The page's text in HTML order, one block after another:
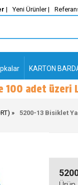
| Yeni Ürünler |
KARTON
PLASTİK
-
5200-13 Bisiklet